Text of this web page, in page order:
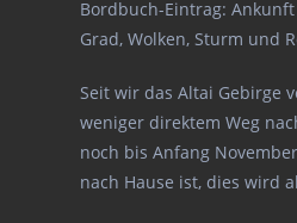
Bordbuch-Eintrag:
Grad, Wolken, Sturm und
Seit wir das Altai Gebirge
weniger direktem Weg
noch bis Anfang
nach Hause ist, dies wird